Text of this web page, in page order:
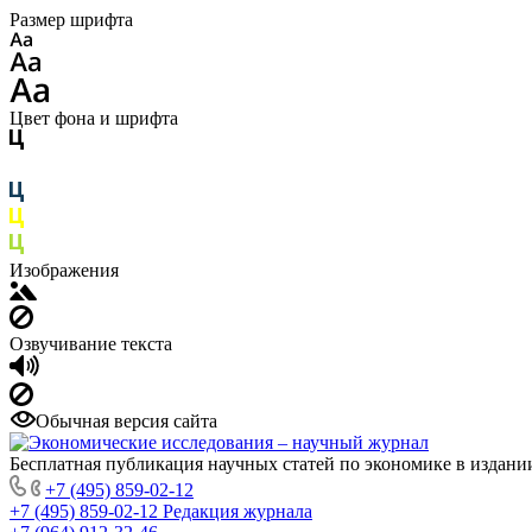
Размер шрифта
Цвет фона и шрифта
Изображения
Озвучивание текста
Обычная версия сайта
Бесплатная публикация научных статей по экономике в
+7 (495) 859-02-12
+7 (495) 859-02-12 Редакция журнала